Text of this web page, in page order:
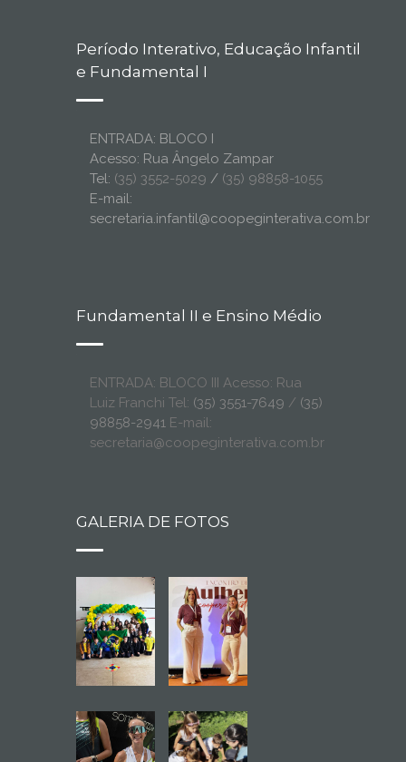
Período Interativo, Educação Infantil
e Fundamental I
ENTRADA: BLOCO I
Acesso: Rua Ângelo Zampar
Tel: (35) 3552-5029 / (35) 98858-1055
E-mail:
secretaria.infantil@coopeginterativa.com.br
Fundamental II e Ensino Médio
ENTRADA: BLOCO III Acesso: Rua
Luiz Franchi Tel: (35) 3551-7649 / (35)
98858-2941 E-mail:
secretaria@coopeginterativa.com.br
GALERIA DE FOTOS